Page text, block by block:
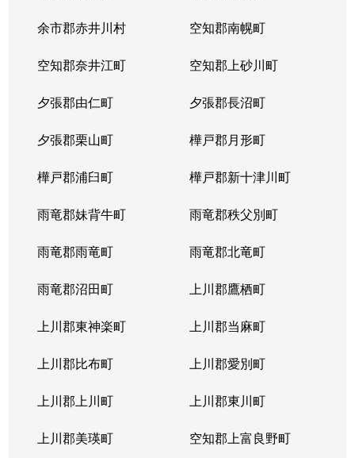
余市郡赤井川村 空知郡南幌町
空知郡奈井江町 空知郡上砂川町
夕張郡由仁町 夕張郡長沼町
夕張郡栗山町 樺戸郡月形町
樺戸郡浦臼町 樺戸郡新十津川町
雨竜郡妹背牛町 雨竜郡秩父別町
雨竜郡雨竜町 雨竜郡北竜町
雨竜郡沼田町 上川郡鷹栖町
上川郡東神楽町 上川郡当麻町
上川郡比布町 上川郡愛別町
上川郡上川町 上川郡東川町
上川郡美瑛町 空知郡上富良野町